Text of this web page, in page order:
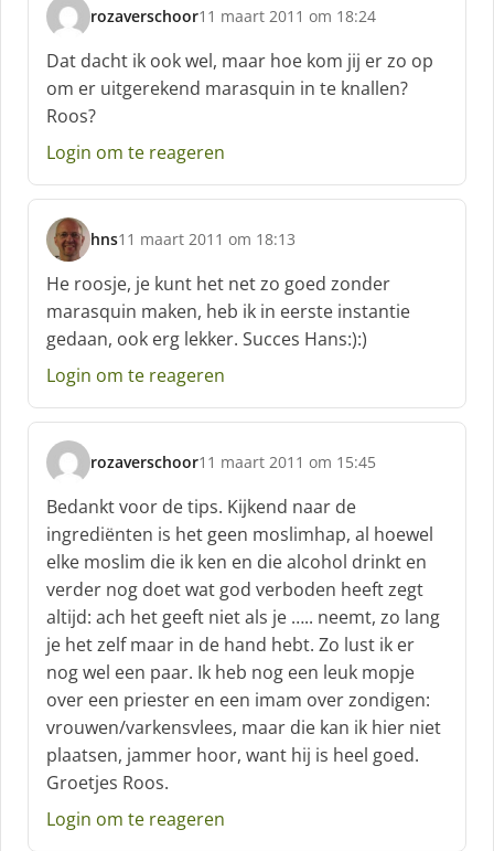
:
rozaverschoor
s
c
h
r
e
e
f
:
11 maart 2011 om 18:24
Dat dacht ik ook wel, maar hoe kom jij er zo op
om er uitgerekend marasquin in te knallen?
Roos?
Login om te reageren
hns
s
c
h
r
e
e
f
:
11 maart 2011 om 18:13
He roosje, je kunt het net zo goed zonder
marasquin maken, heb ik in eerste instantie
gedaan, ook erg lekker. Succes Hans:):)
Login om te reageren
rozaverschoor
s
c
h
r
e
e
f
:
11 maart 2011 om 15:45
Bedankt voor de tips. Kijkend naar de
ingrediënten is het geen moslimhap, al hoewel
elke moslim die ik ken en die alcohol drinkt en
verder nog doet wat god verboden heeft zegt
altijd: ach het geeft niet als je ….. neemt, zo lang
je het zelf maar in de hand hebt. Zo lust ik er
nog wel een paar. Ik heb nog een leuk mopje
over een priester en een imam over zondigen:
vrouwen/varkensvlees, maar die kan ik hier niet
plaatsen, jammer hoor, want hij is heel goed.
Groetjes Roos.
Login om te reageren